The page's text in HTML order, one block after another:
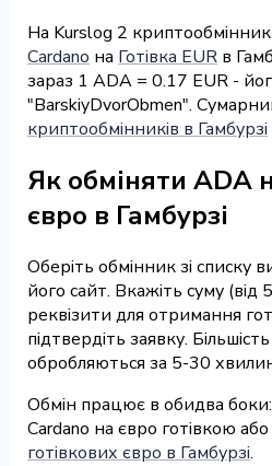
На Kurslog 2
Cardano на Готівка EUR в
зараз 1 ADA = 0.17 EUR -
"BarskiyDvorObmen".
криптообмінників в Гамбурзі
Як обміняти ADA
євро в Гамбурзі
Оберіть обмінник зі списку
його сайт. Вкажіть суму
реквізити для отримання
підтвердіть заявку.
обробляються за 5-30
Обмін працює в обидва
Cardano на євро готівкою або
готівкових євро в Гамбурзі.